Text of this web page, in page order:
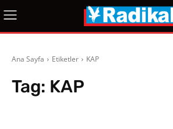
Ana Sayfa Etiketler KAP
Tag: KAP